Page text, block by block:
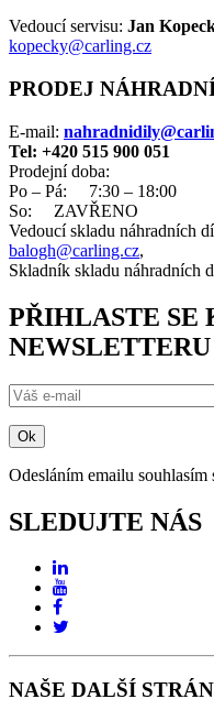
Vedoucí servisu: Jan
kopecky@carling.cz
PRODEJ
E-mail:
Tel: +420 515 900 051
Prodejní doba:
Po – Pá: 7:30 – 18:00
So: ZAVŘENO
Vedoucí skladu náhradních
balogh@carling.cz,
Skladník skladu náhradních
PŘIHLASTE SE
NEWSLETTERU
Odesláním emailu
SLEDUJTE NÁS
NAŠE DALŠÍ